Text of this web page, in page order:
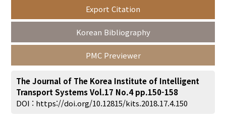
Search Advanced Search
Export Citation
Korean Bibliography
PMC Previewer
The Journal of The Korea Institute of Intelligent
Transport Systems Vol.17 No.4 pp.150-158
DOI : https://doi.org/10.12815/kits.2018.17.4.150